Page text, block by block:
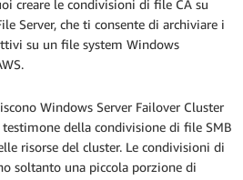
creare le condivisioni di file CA su
Server, che ti consente di archiviare i
su un file system Windows
Windows Server Failover Cluster
della condivisione di file SMB
risorse del cluster. Le condivisioni di
soltanto una piccola porzione di